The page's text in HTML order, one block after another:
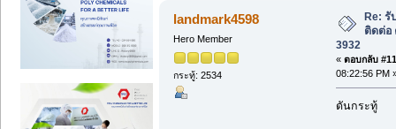
landmark4598
Hero Member
กระทู้: 2534
Re: รั
ติดต่อ
3932
« ตอบกลับ
08:22:56 PM
ดันกระทู้